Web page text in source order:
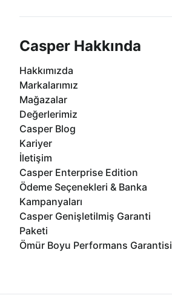
Casper Hakkında
Hakkımızda
Markalarımız
Mağazalar
Değerlerimiz
Casper Blog
Kariyer
İletişim
Casper Enterprise Edition
Ödeme Seçenekleri & Banka
Kampanyaları
Casper Genişletilmiş Garanti
Paketi
Ömür Boyu Performans Garantisi